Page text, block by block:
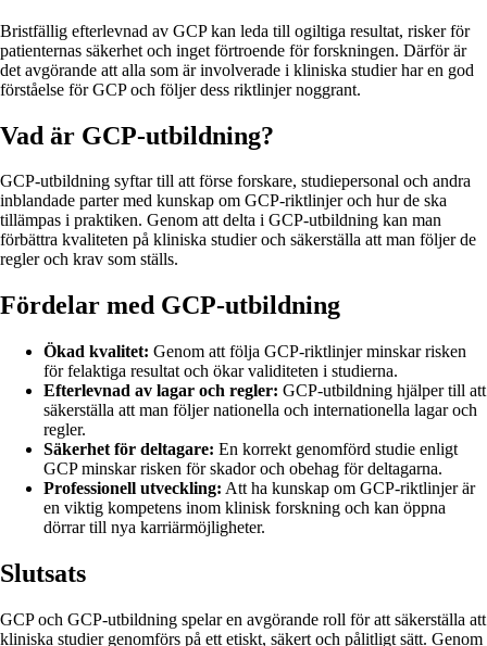
Bristfällig efterlevnad av GCP kan leda till ogiltiga resultat, risker för
patienternas säkerhet och inget förtroende för forskningen. Därför är
det avgörande att alla som är involverade i kliniska studier har en god
förståelse för GCP och följer dess riktlinjer noggrant.
Vad är GCP-utbildning?
GCP-utbildning syftar till att förse forskare, studiepersonal och andra
inblandade parter med kunskap om GCP-riktlinjer och hur de ska
tillämpas i praktiken. Genom att delta i GCP-utbildning kan man
förbättra kvaliteten på kliniska studier och säkerställa att man följer de
regler och krav som ställs.
Fördelar med GCP-utbildning
Ökad kvalitet: Genom att följa GCP-riktlinjer minskar risken
för felaktiga resultat och ökar validiteten i studierna.
Efterlevnad av lagar och regler: GCP-utbildning hjälper till att
säkerställa att man följer nationella och internationella lagar och
regler.
Säkerhet för deltagare: En korrekt genomförd studie enligt
GCP minskar risken för skador och obehag för deltagarna.
Professionell utveckling: Att ha kunskap om GCP-riktlinjer är
en viktig kompetens inom klinisk forskning och kan öppna
dörrar till nya karriärmöjligheter.
Slutsats
GCP och GCP-utbildning spelar en avgörande roll för att säkerställa att
kliniska studier genomförs på ett etiskt, säkert och pålitligt sätt. Genom